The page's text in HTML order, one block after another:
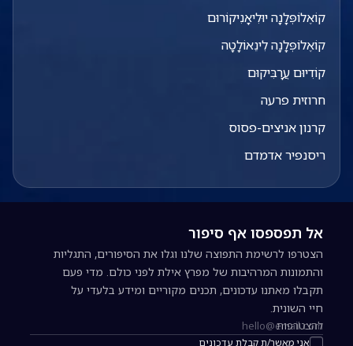
קוֹאֶלוֹפְּלָנָה יוּלִיאָנִיקוֹרוּם
קוֹאֶלוֹפְּלָנָה לִינֵאוֹלָטָה
קוֹדִיוּם עֲרָבִּיקוּם
חרוזית פרעה
קרנון אניצים-פסוס
ריסנפיר אדמדם
אל תפספסו אף סיפור
הצטרפו לרשימת התפוצה שלנו וגלו את הסיפורים, התגליות
והתמונות המרהיבות של מפרץ אילת לפני כולם. מדי פעם
תקבלו מאתנו עדכונים, תכנים מקוריים ומידע בלעדי על
חיי השונית.
כתובת אימייל להרשמה לניוזלטר
אני מאשר/ת קבלת עדכונים
להצטרפות